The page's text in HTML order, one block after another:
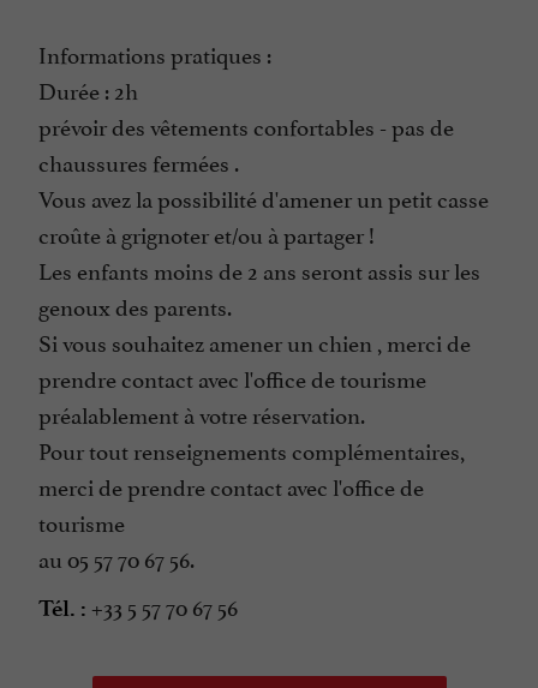
Informations pratiques :
Durée : 2h
prévoir des vêtements confortables - pas de
chaussures fermées .
Vous avez la possibilité d'amener un petit casse
croûte à grignoter et/ou à partager !
Les enfants moins de 2 ans seront assis sur les
genoux des parents.
Si vous souhaitez amener un chien , merci de
prendre contact avec l'office de tourisme
préalablement à votre réservation.
Pour tout renseignements complémentaires,
merci de prendre contact avec l'office de
tourisme
au 05 57 70 67 56.
Tél. : +33 5 57 70 67 56